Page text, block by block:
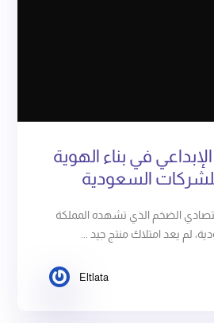
في بناء الهوية
للشركات السعودية
Eltlata
الضخم الذي تشهده المملكة
لم يعد امتلاك منتج جيد ...